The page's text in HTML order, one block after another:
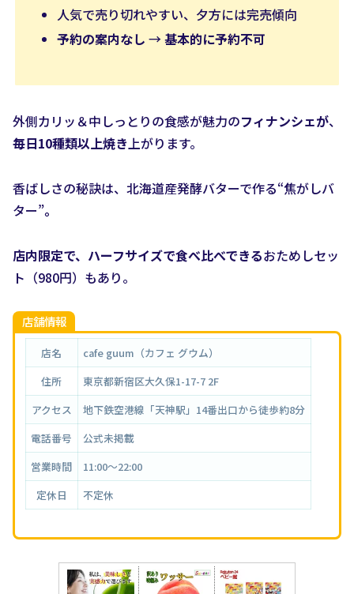
人気で売り切れやすい、夕方には完売傾向
予約の案内なし →基本的に予約不可
外側カリッ＆中しっとりの食感が魅力のフィナンシェが、
毎日10種類以上焼き上がります。
香ばしさの秘訣は、北海道産発酵バターで作る“焦がしバ
ター”。
店内限定で、ハーフサイズで食べ比べできるおためしセッ
ト（980円）もあり。
店舗情報
店名
cafe guum（カフェ グウム）
住所
東京都新宿区大久保1-17-7 2F
アクセス
地下鉄空港線「天神駅」14番出口から徒歩約8分
電話番号
公式未掲載
営業時間
11:00〜22:00
定休日
不定休